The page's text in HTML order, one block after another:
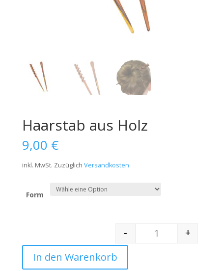
Haarstab aus Holz
9,00 €
inkl. MwSt. Zuzüglich Versandkosten
Form
Quantity
-
+
In den Warenkorb